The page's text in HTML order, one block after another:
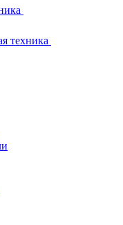
техника